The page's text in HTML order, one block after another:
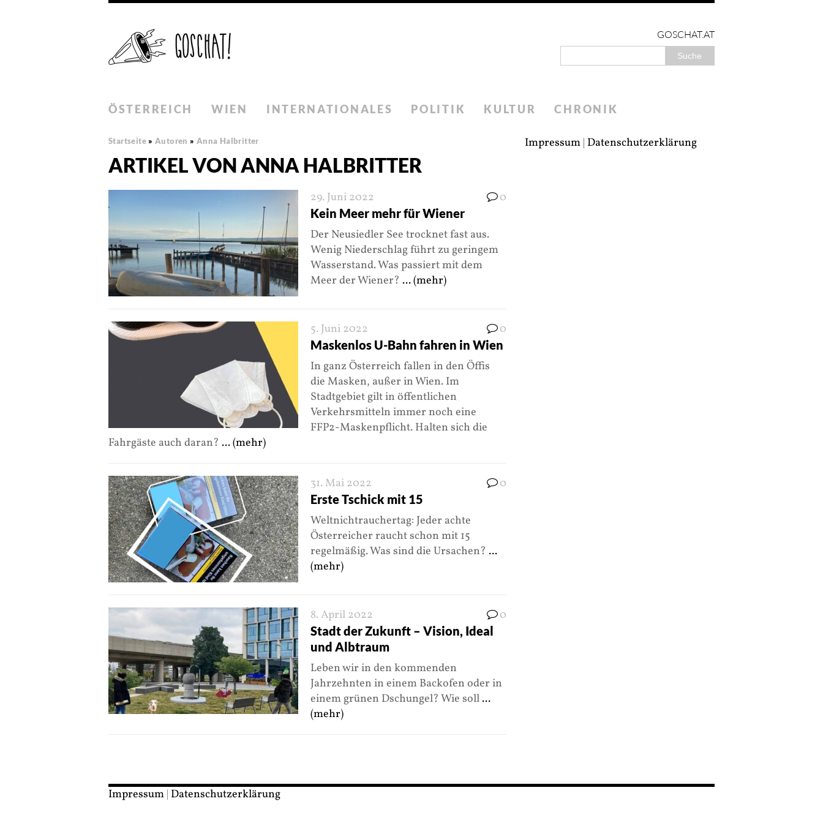
GOSCHAT.AT
ÖSTERREICH WIEN INTERNATIONALES POLITIK KULTUR CHRONIK
Startseite » Autoren » Anna Halbritter
ARTIKEL VON ANNA HALBRITTER
29. Juni 2022 0
Kein Meer mehr für Wiener
Der Neusiedler See trocknet fast aus.
Wenig Niederschlag führt zu geringem
Wasserstand. Was passiert mit dem
Meer der Wiener? ... (mehr)
5. Juni 2022 0
Maskenlos U-Bahn fahren in Wien
In ganz Österreich fallen in den Öffis
die Masken, außer in Wien. Im
Stadtgebiet gilt in öffentlichen
Verkehrsmitteln immer noch eine
FFP2-Maskenpflicht. Halten sich die
Fahrgäste auch daran? ... (mehr)
31. Mai 2022 0
Erste Tschick mit 15
Weltnichtrauchertag: Jeder achte
Österreicher raucht schon mit 15
regelmäßig. Was sind die Ursachen? ...
(mehr)
8. April 2022 0
Stadt der Zukunft – Vision, Ideal
und Albtraum
Leben wir in den kommenden
Jahrzehnten in einem Backofen oder in
einem grünen Dschungel? Wie soll ...
(mehr)
Impressum | Datenschutzerklärung
Impressum | Datenschutzerklärung